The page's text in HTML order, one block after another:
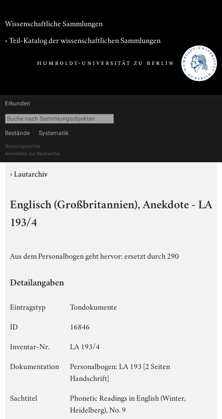
Wissenschaftliche Sammlungen
› Teil-Katalog der wissenschaftlichen Sammlungen
Erkunden
Bestände Systematik
Nutzungsrechte
Anmelden zur Recherche
›Lautarchiv
Englisch (Großbritannien), Anekdote - LA
193/4
Aus dem Personalbogen geht hervor: ersetzt durch 290
Detailangaben
Eintragstyp
Tondokumente
ID
16846
Inventar-Nr.
LA 193/4
Dokumentation
Personalbogen: LA 193 [2 Seiten
Handschrift]
Sachtitel
Phonetic Readings in English (Winter,
Heidelberg), No. 9